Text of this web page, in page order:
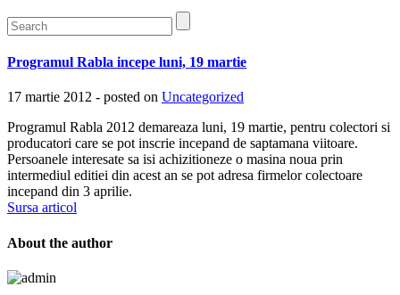
Programul Rabla incepe luni, 19 martie
17 martie 2012 - posted on Uncategorized
Programul Rabla 2012 demareaza luni, 19 martie, pentru colectori si
producatori care se pot inscrie incepand de saptamana viitoare.
Persoanele interesate sa isi achizitioneze o masina noua prin
intermediul editiei din acest an se pot adresa firmelor colectoare
incepand din 3 aprilie.
Sursa articol
About the author